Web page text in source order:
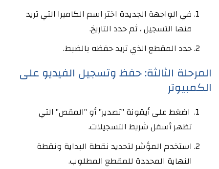
في الواجهة الجديدة اختر اسم الكاميرا التي تريد
منها التسجيل ، ثم حدد التاريخ.
حدد المقطع الذي تريد حفظه بالضبط.
المرحلة الثالثة: حفظ وتسجيل الفيديو على
الكمبيوتر
اضغط على أيقونة "تصدير" أو "المقص" التي
تظهر أسفل شريط التسجيلات.
استخدم المؤشر لتحديد نقطة البداية ونقطة
النهاية المحددة للمقطع المطلوب.